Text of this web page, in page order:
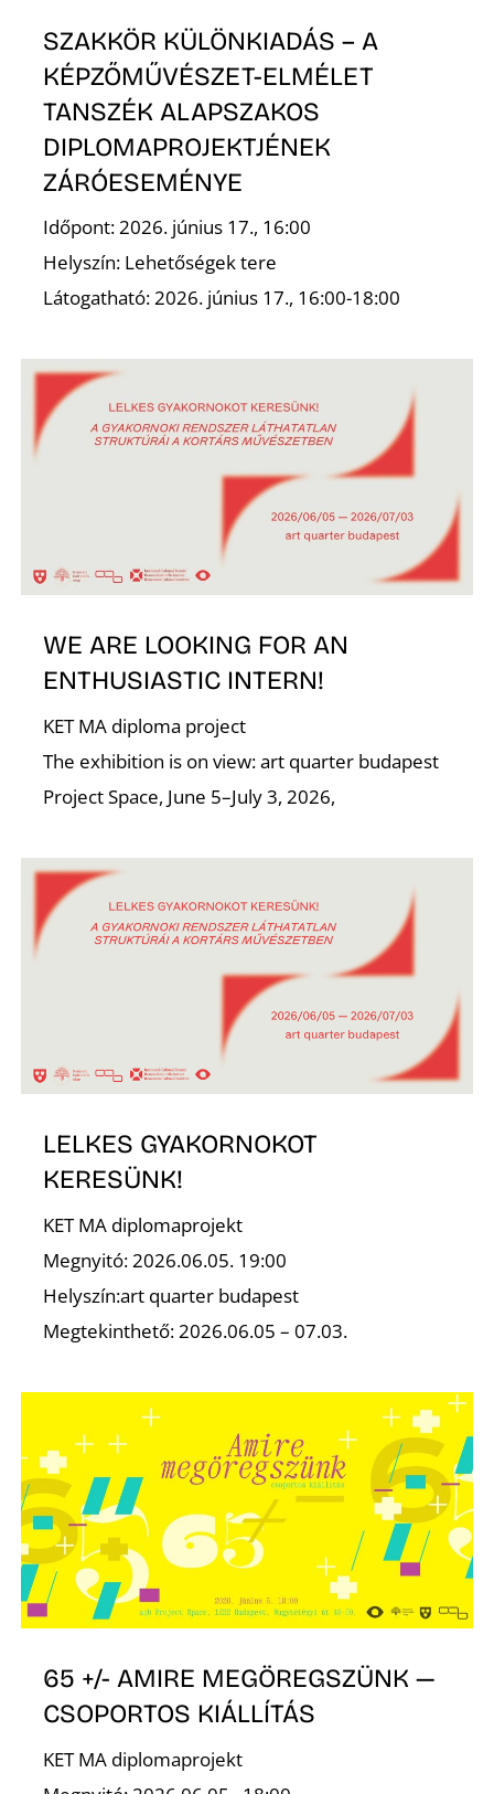
SZAKKÖR KÜLÖNKIADÁS – A
KÉPZŐMŰVÉSZET-ELMÉLET
TANSZÉK ALAPSZAKOS
DIPLOMAPROJEKTJÉNEK
ZÁRÓESEMÉNYE
Időpont: 2026. június 17., 16:00
Helyszín: Lehetőségek tere
Látogatható: 2026. június 17., 16:00-18:00
WE ARE LOOKING FOR AN
ENTHUSIASTIC INTERN!
KET MA diploma project
The exhibition is on view: art quarter budapest
Project Space, June 5–July 3, 2026,
LELKES GYAKORNOKOT
KERESÜNK!
KET MA diplomaprojekt
Megnyitó: 2026.06.05. 19:00
Helyszín:art quarter budapest
Megtekinthető: 2026.06.05 – 07.03.
65 +/- AMIRE MEGÖREGSZÜNK —
CSOPORTOS KIÁLLÍTÁS
KET MA diplomaprojekt